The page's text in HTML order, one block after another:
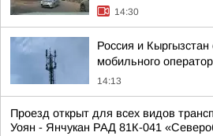
14:30
Россия и Кыргызстан
мобильного
14:13
Проезд открыт для всех видов
Уоян - Янчукан РАД 81К-041